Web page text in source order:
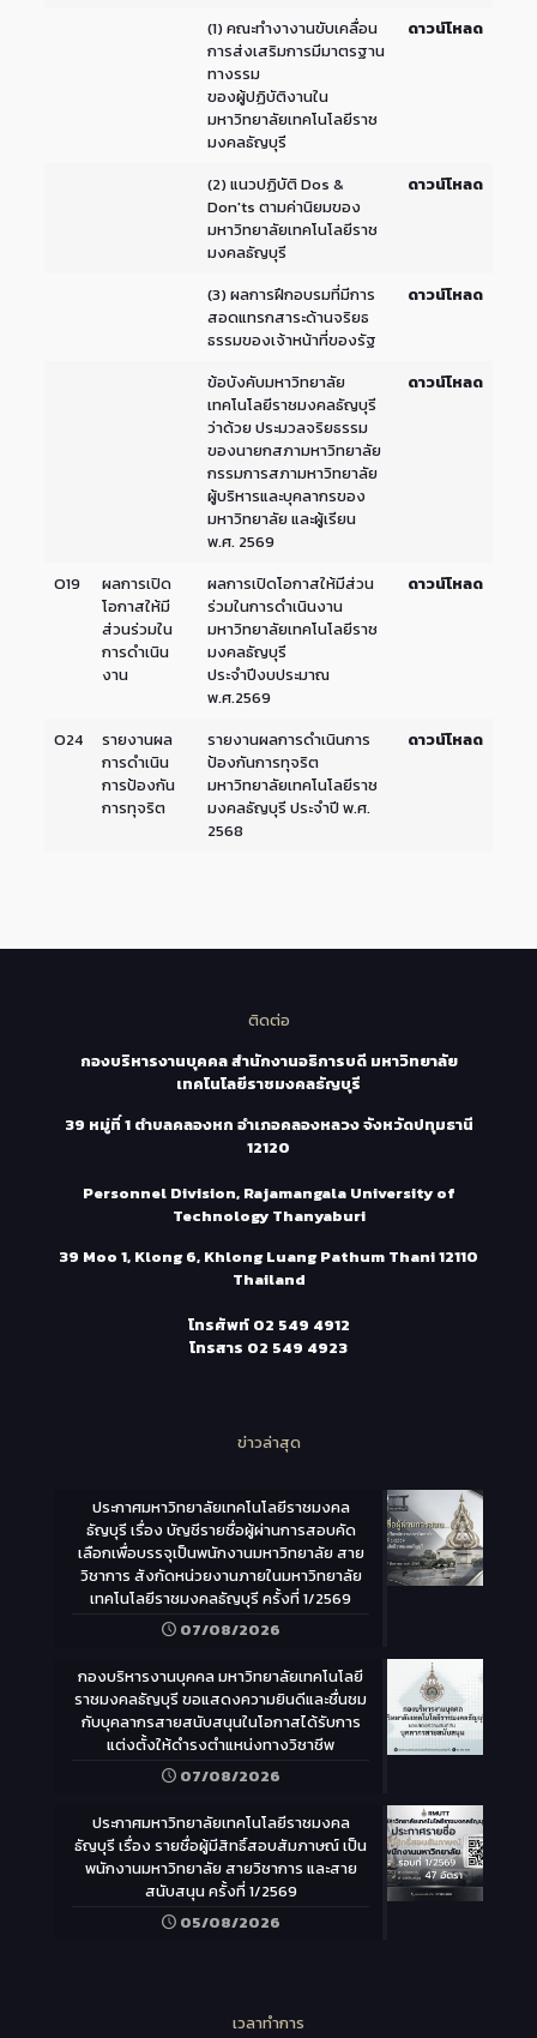
(1) คณะทำงางานขับเคลื่อน
การส่งเสริมการมีมาตรฐาน
ทางรรม
ของผู้ปฏิบัติงานใน
มหาวิทยาลัยเทคโนโลยีราช
มงคลธัญบุรี
ดาวน์โหลด
(2) แนวปฏิบัติ Dos &
Don'ts ตามค่านิยมของ
มหาวิทยาลัยเทคโนโลยีราช
มงคลธัญบุรี
ดาวน์โหลด
(3) ผลการฝึกอบรมที่มีการ
สอดแทรกสาระด้านจริยธ
ธรรมของเจ้าหน้าที่ของรัฐ
ดาวน์โหลด
ข้อบังคับมหาวิทยาลัย
เทคโนโลยีราชมงคลธัญบุรี
ว่าด้วย ประมวลจริยธรรม
ของนายกสภามหาวิทยาลัย
กรรมการสภามหาวิทยาลัย
ผู้บริหารและบุคลากรของ
มหาวิทยาลัย และผู้เรียน
พ.ศ. 2569
ดาวน์โหลด
O19
ผลการเปิด
โอกาสให้มี
ส่วนร่วมใน
การดำเนิน
งาน
ผลการเปิดโอกาสให้มีส่วน
ร่วมในการดำเนินงาน
มหาวิทยาลัยเทคโนโลยีราช
มงคลธัญบุรี
ประจำปีงบประมาณ
พ.ศ.2569
ดาวน์โหลด
O24
รายงานผล
การดำเนิน
การป้องกัน
การทุจริต
รายงานผลการดำเนินการ
ป้องกันการทุจริต
มหาวิทยาลัยเทคโนโลยีราช
มงคลธัญบุรี ประจำปี พ.ศ.
2568
ดาวน์โหลด
ติดต่อ
กองบริหารงานบุคคล สำนักงานอธิการบดี มหาวิทยาลัย
เทคโนโลยีราชมงคลธัญบุรี
39 หมู่ที่ 1 ตำบลคลองหก อำเภอคลองหลวง จังหวัดปทุมธานี
12120
Personnel Division, Rajamangala University of
Technology Thanyaburi
39 Moo 1, Klong 6, Khlong Luang Pathum Thani 12110
Thailand
โทรศัพท์ 02 549 4912
โทรสาร 02 549 4923
ข่าวล่าสุด
ประกาศมหาวิทยาลัยเทคโนโลยีราชมงคล
ธัญบุรี เรื่อง บัญชีรายชื่อผู้ผ่านการสอบคัด
เลือกเพื่อบรรจุเป็นพนักงานมหาวิทยาลัย สาย
วิชาการ สังกัดหน่วยงานภายในมหาวิทยาลัย
เทคโนโลยีราชมงคลธัญบุรี ครั้งที่ 1/2569
07/08/2026
กองบริหารงานบุคคล มหาวิทยาลัยเทคโนโลยี
ราชมงคลธัญบุรี ขอแสดงความยินดีและชื่นชม
กับบุคลากรสายสนับสนุนในโอกาสได้รับการ
แต่งตั้งให้ดำรงตำแหน่งทางวิชาชีพ
07/08/2026
ประกาศมหาวิทยาลัยเทคโนโลยีราชมงคล
ธัญบุรี เรื่อง รายชื่อผู้มีสิทธิ์สอบสัมภาษณ์ เป็น
พนักงานมหาวิทยาลัย สายวิชาการ และสาย
สนับสนุน ครั้งที่ 1/2569
05/08/2026
เวลาทำการ